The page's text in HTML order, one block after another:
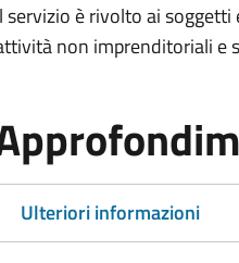
servizio è rivolto ai
non imprenditoriali e
Ulteriori informazioni